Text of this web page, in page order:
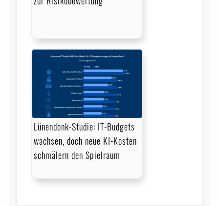
Lünendonk-Studie: IT-Budgets
wachsen, doch neue KI-Kosten
schmälern den Spielraum